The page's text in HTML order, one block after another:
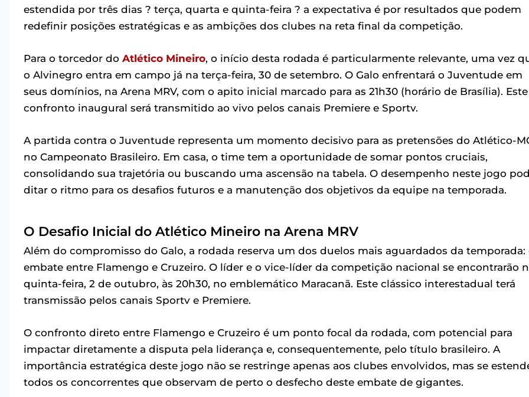
estendida por três dias ? terça, quarta e quinta-feira ? a expectativa é por resultados que podem
redefinir posições estratégicas e as ambições dos clubes na reta final da competição.
Para o torcedor do Atlético Mineiro, o início desta rodada é particularmente relevante, uma vez
o Alvinegro entra em campo já na terça-feira, 30 de setembro. O Galo enfrentará o Juventude em
seus domínios, na Arena MRV, com o apito inicial marcado para as 21h30 (horário de Brasília). Este
confronto inaugural será transmitido ao vivo pelos canais Premiere e Sportv.
A partida contra o Juventude representa um momento decisivo para as pretensões do Atlético-
no Campeonato Brasileiro. Em casa, o time tem a oportunidade de somar pontos cruciais,
consolidando sua trajetória ou buscando uma ascensão na tabela. O desempenho neste jogo
ditar o ritmo para os desafios futuros e a manutenção dos objetivos da equipe na temporada.
O Desafio Inicial do Atlético Mineiro na Arena MRV
Além do compromisso do Galo, a rodada reserva um dos duelos mais aguardados da temporada:
embate entre Flamengo e Cruzeiro. O líder e o vice-líder da competição nacional se encontrarão
quinta-feira, 2 de outubro, às 20h30, no emblemático Maracanã. Este clássico interestadual terá
transmissão pelos canais Sportv e Premiere.
O confronto direto entre Flamengo e Cruzeiro é um ponto focal da rodada, com potencial para
impactar diretamente a disputa pela liderança e, consequentemente, pelo título brasileiro. A
importância estratégica deste jogo não se restringe apenas aos clubes envolvidos, mas se
todos os concorrentes que observam de perto o desfecho deste embate de gigantes.